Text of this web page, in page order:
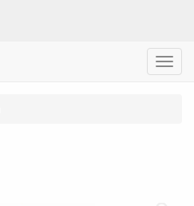
Menu